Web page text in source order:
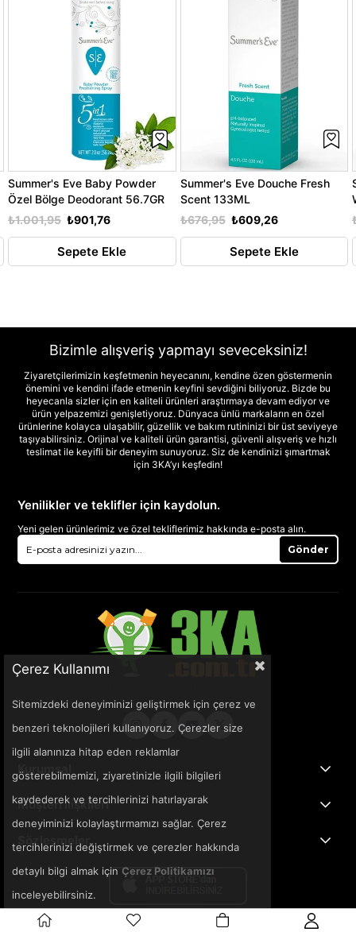
Summer's Eve Baby Powder
Özel Bölge Deodorant 56.7GR
₺901,76
₺1.001,95
Sepete Ekle
Summer's Eve Douche Fresh
Scent 133ML
₺609,26
₺676,95
Sepete Ekle
Bizimle alışveriş yapmayı seveceksiniz!
Ziyaretçilerimizin keşfetmenin heyecanını, kendine özen göstermenin
önemini ve kendini ifade etmenin keyfini sevdiğini biliyoruz. Bizde bu
heyecanla sizler için en kaliteli ürünleri araştırmaya devam ediyor ve
ürün yelpazemizi genişletiyoruz. Dünyaca ünlü markaların en özel
ürünlerine kolayca ulaşabilir, güzellik ve bakım rutininizi bir üst seviyeye
taşıyabilirsiniz. Orijinal ve kaliteli ürün garantisi, güvenli alışveriş ve hızlı
teslimat ile keyifli bir deneyim sunuyoruz. Siz de kendinizi şımartmak
için 3KA’yı keşfedin!
Yenilikler ve teklifler için kaydolun.
Yeni gelen ürünlerimiz ve özel tekliflerimiz hakkında e-posta alın.
Gönder
Kurumsal
Müşteri İlişkileri
Sözleşmeler
Çerez Kullanımı
Sitemizdeki deneyiminizi geliştirmek için çerez ve
benzeri teknolojileri kullanıyoruz. Çerezler size
ilgili alanınıza hitap eden reklamlar
gösterebilmemizi, ziyaretinizle ilgili bilgileri
kaydederek ve tercihlerinizi hatırlayarak
deneyiminizi kolaylaştırmamızı sağlar. Çerez
tercihlerinizi değiştirmek ve çerezler hakkında
detaylı bilgi almak için Çerez Politikamızı
inceleyebilirsiniz.